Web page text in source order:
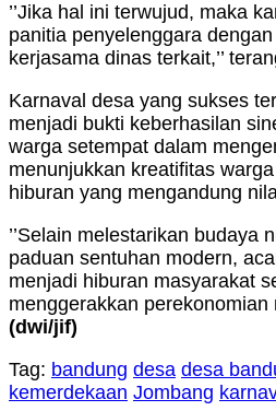
’’Jika hal ini terwujud, maka
panitia penyelenggara
kerjasama dinas terkait,’’
Karnaval desa yang sukses
menjadi bukti keberhasilan
warga setempat dalam
menunjukkan kreatifitas
hiburan yang mengandung
’’Selain melestarikan budaya
paduan sentuhan modern,
menjadi hiburan masyarakat
menggerakkan perekonomian
(dwi/jif)
Tag: bandung desa desa
kemerdekaan Jombang